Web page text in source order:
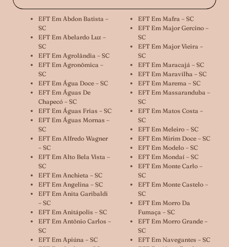
EFT Em Abdon Batista –
SC
EFT Em Abelardo Luz –
SC
EFT Em Agrolândia – SC
EFT Em Agronômica –
SC
EFT Em Água Doce – SC
EFT Em Águas De
Chapecó – SC
EFT Em Águas Frias – SC
EFT Em Águas Mornas –
SC
EFT Em Alfredo Wagner
– SC
EFT Em Alto Bela Vista –
SC
EFT Em Anchieta – SC
EFT Em Angelina – SC
EFT Em Anita Garibaldi
– SC
EFT Em Anitápolis – SC
EFT Em Antônio Carlos –
SC
EFT Em Apiúna – SC
EFT Em Mafra – SC
EFT Em Major Gercino –
SC
EFT Em Major Vieira –
SC
EFT Em Maracajá – SC
EFT Em Maravilha – SC
EFT Em Marema – SC
EFT Em Massaranduba –
SC
EFT Em Matos Costa –
SC
EFT Em Meleiro – SC
EFT Em Mirim Doce – SC
EFT Em Modelo – SC
EFT Em Mondaí – SC
EFT Em Monte Carlo –
SC
EFT Em Monte Castelo –
SC
EFT Em Morro Da
Fumaça – SC
EFT Em Morro Grande –
SC
EFT Em Navegantes – SC